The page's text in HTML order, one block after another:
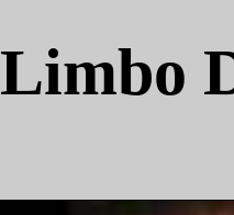
Limbo